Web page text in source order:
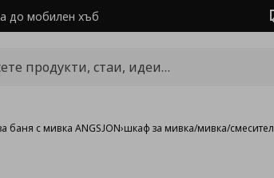
до мобилен хъб
баня с мивка ANGSJON›шкаф за мивка/мивка/смесител